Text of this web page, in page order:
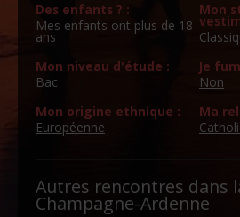
Des enfants ? :
Mes enfants ont plus de 18
ans
Mon
Mon niveau d'étude :
Bac
Je
Non
Mon origine ethnique :
Européenne
Ma
Autres rencontres dans
Champagne-Ardenne